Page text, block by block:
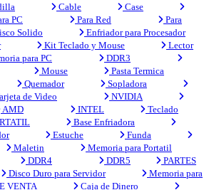
Cable
Case
PC Para Red
Para
Solido
Enfriador para Procesador
Kit Teclado y Mouse
Lector
para PC
DDR3
Mouse
Pasta Termica
Quemador
Sopladora
de Video
NVIDIA
AMD INTEL
Teclado
Base Enfriadora
Estuche
Funda
Maletin
Memoria para Portatil
DDR4 DDR5
PARTES
Disco Duro para Servidor
Memoria para
VENTA Caja de Dinero